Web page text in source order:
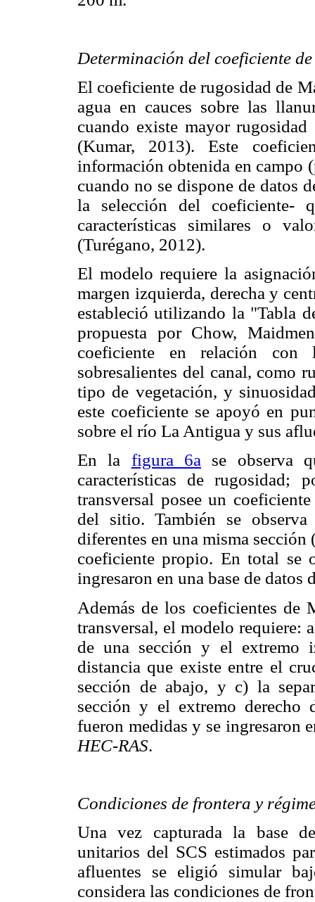
Determinación del coeficiente
El coeficiente de rugosidad de
agua en cauces sobre las
cuando existe mayor
(Kumar, 2013). Este
información obtenida en campo
cuando no se dispone de datos
la selección del coeficiente-
características similares o
(Turégano, 2012).
El modelo requiere la
margen izquierda, derecha y
estableció utilizando la "Tabla
propuesta por Chow,
coeficiente en relación con
sobresalientes del canal, como
tipo de vegetación, y
este coeficiente se apoyó en
sobre el río La Antigua y sus
En la figura 6a se observa
características de
transversal posee un
del sitio. También se
diferentes en una misma sección
coeficiente propio. En total se
ingresaron en una base de
Además de los coeficientes de
transversal, el modelo requiere:
de una sección y el extremo
distancia que existe entre el
sección de abajo, y c) la
sección y el extremo derecho
fueron medidas y se ingresaron
HEC-RAS.
Condiciones de frontera y
Una vez capturada la base
unitarios del SCS estimados
afluentes se eligió simular
considera las condiciones de